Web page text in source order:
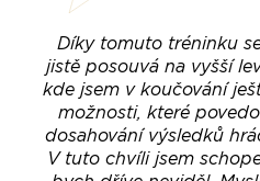
Díky tomuto tréninku
jistě posouvá na vyšší
kde jsem v koučování
možnosti, které
dosahování výsledků
V tuto chvíli jsem